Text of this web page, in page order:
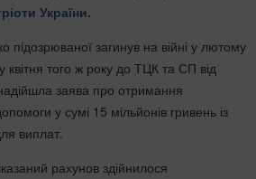
України.
підозрюваної загинув на війні у лютому
квітня того ж року до ТЦК та СП від
заява про отримання
у сумі 15 мільйонів гривень із
виплат.
рахунов здійнилося